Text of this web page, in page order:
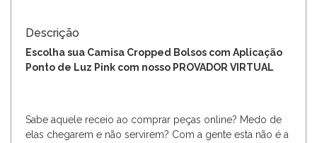
Descrição
Escolha sua Camisa Cropped Bolsos com Aplicação
Ponto de Luz Pink com nosso PROVADOR VIRTUAL
Sabe aquele receio ao comprar peças online? Medo de
elas chegarem e não servirem? Com a gente esta não é a